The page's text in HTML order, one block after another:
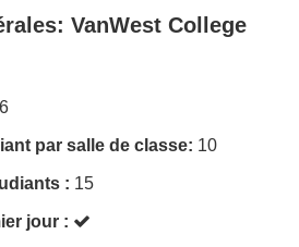
VanWest College
par salle de classe: 10
: 15
jour :